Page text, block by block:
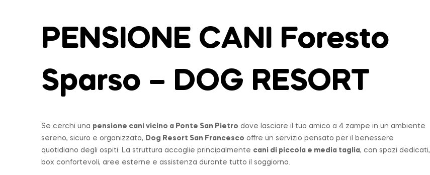
PENSIONE CANI Foresto
Sparso – DOG RESORT
Se cerchi una pensione cani vicino a Ponte San Pietro dove lasciare il tuo amico a 4 zampe in un ambiente
sereno, sicuro e organizzato, Dog Resort San Francesco offre un servizio pensato per il benessere
quotidiano degli ospiti. La struttura accoglie principalmente cani di piccola e media taglia, con spazi dedicati,
box confortevoli, aree esterne e assistenza durante tutto il soggiorno.